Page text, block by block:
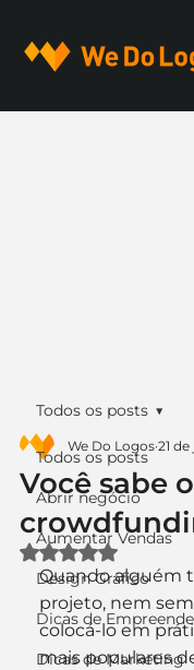
Todos os posts
Abrir negócio
Aumentar Vendas
Design Gráfico
Dicas de
Dicas de Marketing
Todos os posts
Você sabe
We Do Logos 21 de
Avaliado com
Quando alguém
projeto, nem
colocá-lo em
mais populares